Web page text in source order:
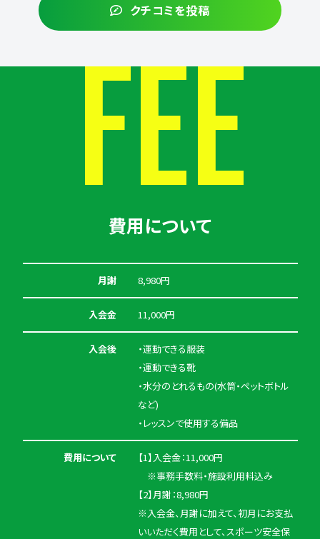
クチコミを投稿
FEE
費用について
月謝 8,980円
入会金 11,000円
入会後
・運動できる服装
・運動できる靴
・水分のとれるもの(水筒・ペットボトル
など)
・レッスンで使用する備品
費用について
【1】入会金：11,000円
※事務手数料・施設利用料込み
【2】月謝：8,980円
※入会金、月謝に加えて、初月にお支払
いいただく費用として、スポーツ安全保